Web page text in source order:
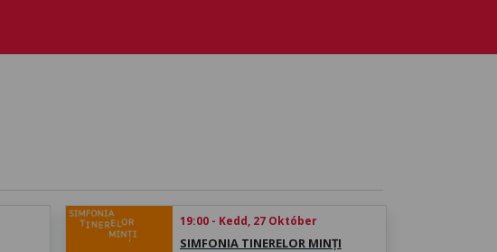
19:00 - Kedd, 27 Október
SIMFONIA TINERELOR MINȚI